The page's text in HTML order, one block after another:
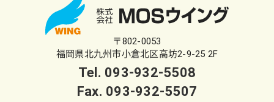
〒802-0053
福岡県北九州市小倉北区高坊2-9-25 2F
Tel. 093-932-5508
Fax. 093-932-5507